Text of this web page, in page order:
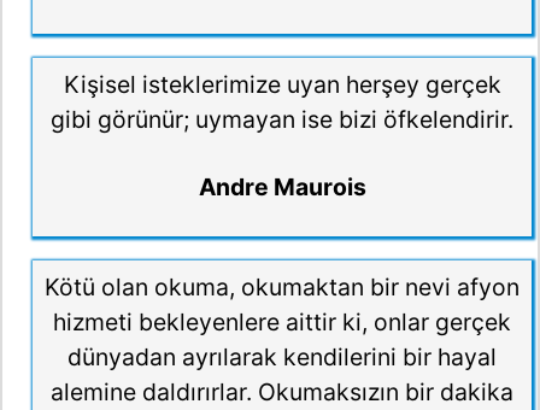
Kişisel isteklerimize uyan herşey gerçek
gibi görünür; uymayan ise bizi öfkelendirir.
Andre Maurois
Kötü olan okuma, okumaktan bir nevi afyon
hizmeti bekleyenlere aittir ki, onlar gerçek
dünyadan ayrılarak kendilerini bir hayal
alemine daldırırlar. Okumaksızın bir dakika